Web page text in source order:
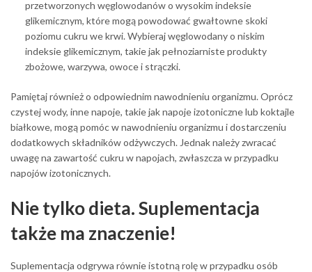
przetworzonych węglowodanów o wysokim indeksie
glikemicznym, które mogą powodować gwałtowne skoki
poziomu cukru we krwi. Wybieraj węglowodany o niskim
indeksie glikemicznym, takie jak pełnoziarniste produkty
zbożowe, warzywa, owoce i strączki.
Pamiętaj również o odpowiednim nawodnieniu organizmu. Oprócz
czystej wody, inne napoje, takie jak napoje izotoniczne lub koktajle
białkowe, mogą pomóc w nawodnieniu organizmu i dostarczeniu
dodatkowych składników odżywczych. Jednak należy zwracać
uwagę na zawartość cukru w napojach, zwłaszcza w przypadku
napojów izotonicznych.
Nie tylko dieta. Suplementacja
także ma znaczenie!
Suplementacja odgrywa równie istotną rolę w przypadku osób